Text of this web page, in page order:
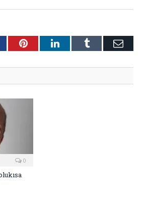
PinterestLinkedInTumblr E-
0